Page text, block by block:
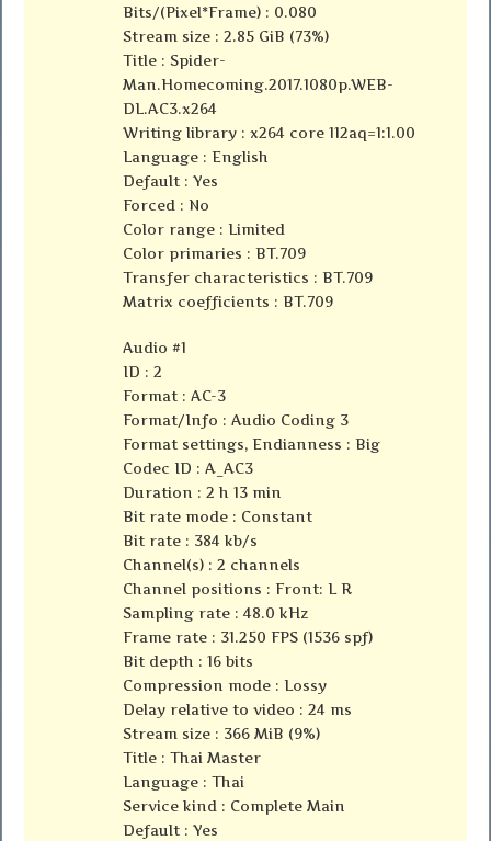
Bits/(Pixel*Frame) : 0.080
Stream size : 2.85 GiB (73%)
Title : Spider-
Man.Homecoming.2017.1080p.WEB-
DL.AC3.x264
Writing library : x264 core 112aq=1:1.00
Language : English
Default : Yes
Forced : No
Color range : Limited
Color primaries : BT.709
Transfer characteristics : BT.709
Matrix coefficients : BT.709
Audio #1
ID : 2
Format : AC-3
Format/Info : Audio Coding 3
Format settings, Endianness : Big
Codec ID : A_AC3
Duration : 2 h 13 min
Bit rate mode : Constant
Bit rate : 384 kb/s
Channel(s) : 2 channels
Channel positions : Front: L R
Sampling rate : 48.0 kHz
Frame rate : 31.250 FPS (1536 spf)
Bit depth : 16 bits
Compression mode : Lossy
Delay relative to video : 24 ms
Stream size : 366 MiB (9%)
Title : Thai Master
Language : Thai
Service kind : Complete Main
Default : Yes